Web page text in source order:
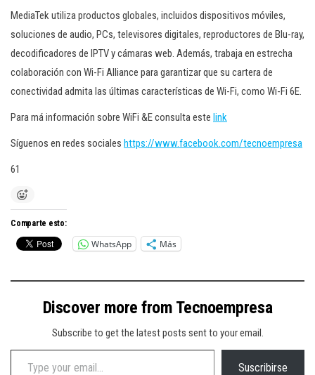
MediaTek utiliza productos globales, incluidos dispositivos móviles,
soluciones de audio, PCs, televisores digitales, reproductores de Blu-ray,
decodificadores de IPTV y cámaras web. Además, trabaja en estrecha
colaboración con Wi-Fi Alliance para garantizar que su cartera de
conectividad admita las últimas características de Wi-Fi, como Wi-Fi 6E.
Para má información sobre WiFi &E consulta este link
Síguenos en redes sociales https://www.facebook.com/tecnoempresa
61
Comparte esto:
WhatsApp Más
Discover more from Tecnoempresa
Subscribe to get the latest posts sent to your email.
Type your email…
Suscribirse